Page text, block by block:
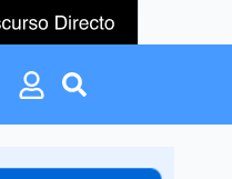
Search
Search
for: